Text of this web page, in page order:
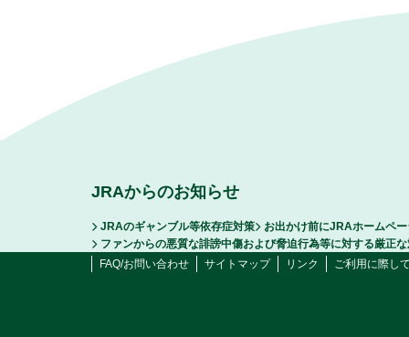
JRAからのお知らせ
JRAのギャンブル等依存症対策
お出かけ前にJRAホームペ
ファンからの悪質な誹謗中傷および脅迫行為等に対する厳正
FAQ/お問い合わせ
サイトマップ リンク ご利用に際し